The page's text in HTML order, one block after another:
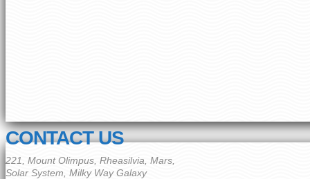
CONTACT US
221, Mount Olimpus, Rheasilvia, Mars,
Solar System, Milky Way Galaxy